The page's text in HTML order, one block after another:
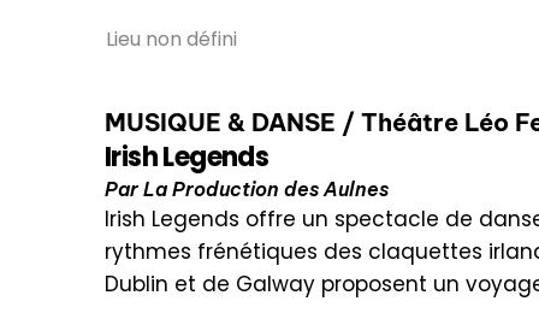
Lieu non défini
MUSIQUE & DANSE / Théâtre Léo
Irish Legends
Par La Production des Aulnes
Irish Legends offre un spectacle de
rythmes frénétiques des claquettes
Dublin et de Galway proposent un